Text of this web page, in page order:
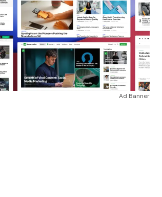
Ad Banner